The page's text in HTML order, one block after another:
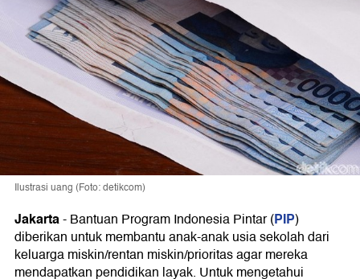
Ilustrasi uang (Foto: detikcom)
Jakarta-Bantuan Program Indonesia Pintar (PIP)
diberikan untuk membantu anak-anak usia sekolah dari
keluarga miskin/rentan miskin/prioritas agar mereka
mendapatkan pendidikan layak. Untuk mengetahui